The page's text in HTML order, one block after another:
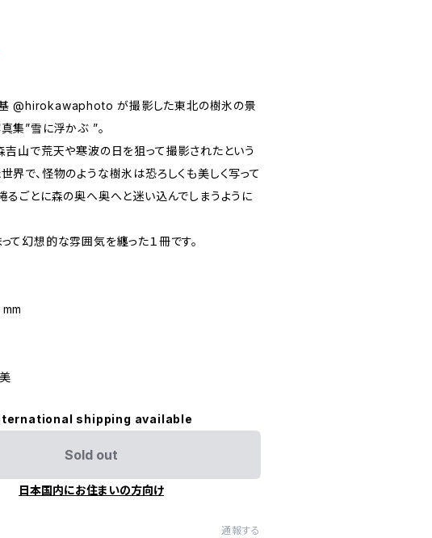
@hirokawaphoto が撮影した東北の樹氷の景
集”雪に浮かぶ ”。
吉山で荒天や寒波の日を狙って撮影されたという
界で、怪物のような樹氷は恐ろしくも美しく写って
るごとに森の奥へ奥へと迷い込んでしまうように
て幻想的な雰囲気を纏った１冊です。
shipping available
Sold out
日本国内にお住まいの方向け
通報する